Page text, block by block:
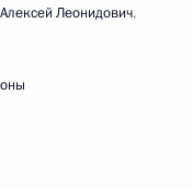
Леонидович,